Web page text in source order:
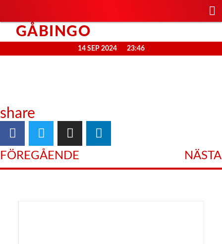
GÅBINGO
14 SEP 2024 23:46
share
FÖREGÅENDE NÄSTA